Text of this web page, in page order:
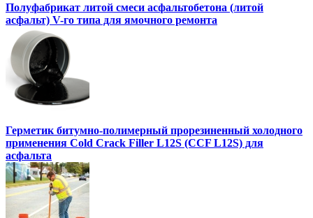
Полуфабрикат литой смеси асфальтобетона (литой
асфальт) V-го типа для ямочного ремонта
Герметик битумно-полимерный прорезиненный холодного
применения Cold Crack Filler L12S (ССF L12S) для
асфальта